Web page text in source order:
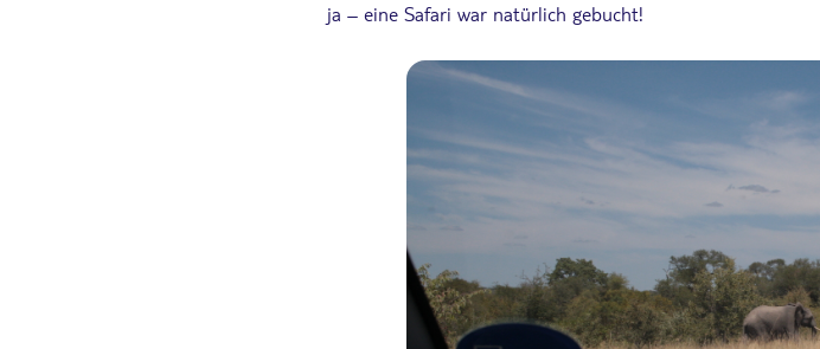
ja – eine Safari war natürlich gebucht!